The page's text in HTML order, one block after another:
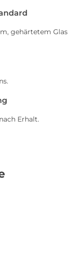
gehärtetem Glas
Erhalt.